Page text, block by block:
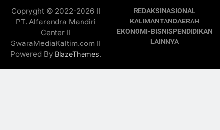
Copryght © 2022-2026 II
PT. Alfarendra Mandiri
Center II
SwaraMediaKaltim.com II
Powered By BlazeThemes.
REDAKSINASIONAL
KALIMANTANDAERAH
EKONOMI-BISNISPENDIDIKAN
LAINNYA